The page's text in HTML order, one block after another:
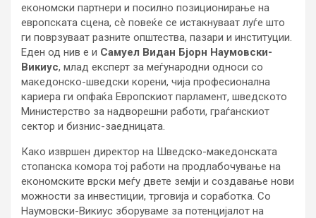
економски партнери и посилно позиционирање на
европската сцена, сè повеќе се истакнуваат луѓе што
ги поврзуваат разните општества, пазари и институции.
Еден од нив е и Самуел Видан Бјорн Наумовски-
Викиус, млад експерт за меѓународни односи со
македонско-шведски корени, чија професионална
кариера ги опфаќа Европскиот парламент, шведското
Министерство за надворешни работи, граѓанскиот
сектор и бизнис-заедницата.
Како извршен директор на Шведско-македонската
стопанска комора тој работи на продлабочување на
економските врски меѓу двете земји и создавање нови
можности за инвестиции, трговија и соработка. Со
Наумовски-Викиус зборуваме за потенцијалот на